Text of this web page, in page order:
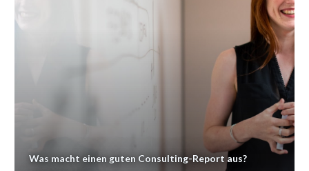
Was macht einen guten Consulting-Report aus?